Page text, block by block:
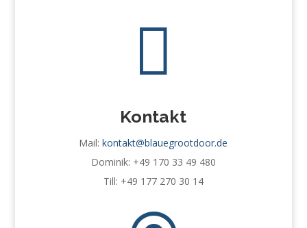

Kontakt
Mail:kontakt@blauegrootdoor.de
Dominik: +49 170 33 49 480
Till: +49 177 270 30 14